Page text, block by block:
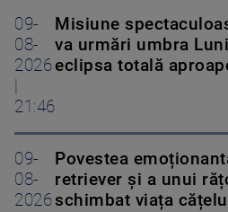
09-
08-
2026
21:46
Misiune
va urmări umbra
eclipsa totală
09-
08-
2026
Povestea
retriever și a unui
schimbat viața